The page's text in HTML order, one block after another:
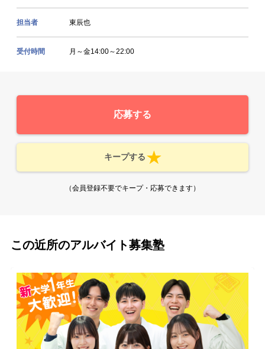
担当者 東辰也
受付時間 月～金14:00～22:00
応募する
キープする
（会員登録不要でキープ・応募できます）
この近所のアルバイト募集塾